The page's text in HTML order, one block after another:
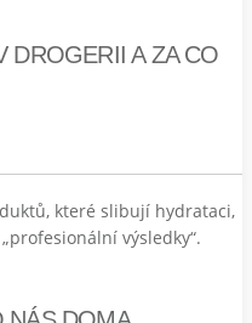
DROGERII A ZA CO
které slibují hydrataci,
výsledky“.